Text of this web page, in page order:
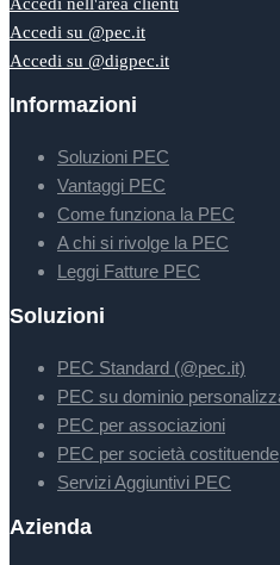
Accedi su @pec.it
Accedi su @digpec.it
Informazioni
Soluzioni PEC
Vantaggi PEC
Come funziona la PEC
A chi si rivolge la PEC
Leggi Fatture PEC
Soluzioni
PEC Standard (@pec.it)
PEC su dominio
PEC per associazioni
PEC per società costituende
Servizi Aggiuntivi PEC
Azienda